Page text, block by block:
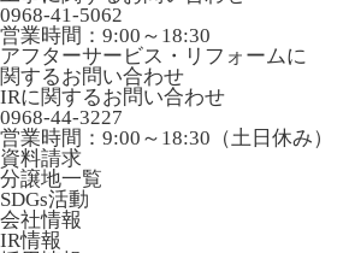
0968-41-5062
営業時間：9:00～18:30
アフターサービス・リフォームに
関するお問い合わせ
IRに関するお問い合わせ
0968-44-3227
営業時間：9:00～18:30（土日休み）
資料請求
分譲地一覧
SDGs活動
会社情報
IR情報